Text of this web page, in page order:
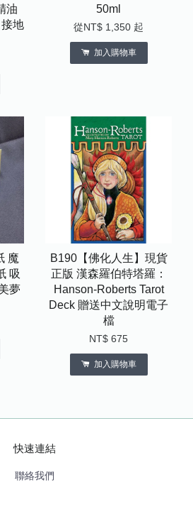
油
地
50ml
從NT$ 1,350 起
加入購物車
魔
吸
夢
B190【佛化人生】現貨
正版 漢森羅伯特塔羅：
Hanson-Roberts Tarot
Deck 贈送中文說明電子
檔
NT$ 675
加入購物車
快速連結
聯絡我們